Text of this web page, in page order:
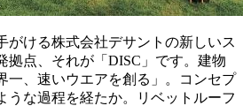
がける株式会社デサントの新しいス
拠点、それが「DISC」です。建物
一、速いウエアを創る」。コンセプ
うな過程を経たか。リベットルーフ